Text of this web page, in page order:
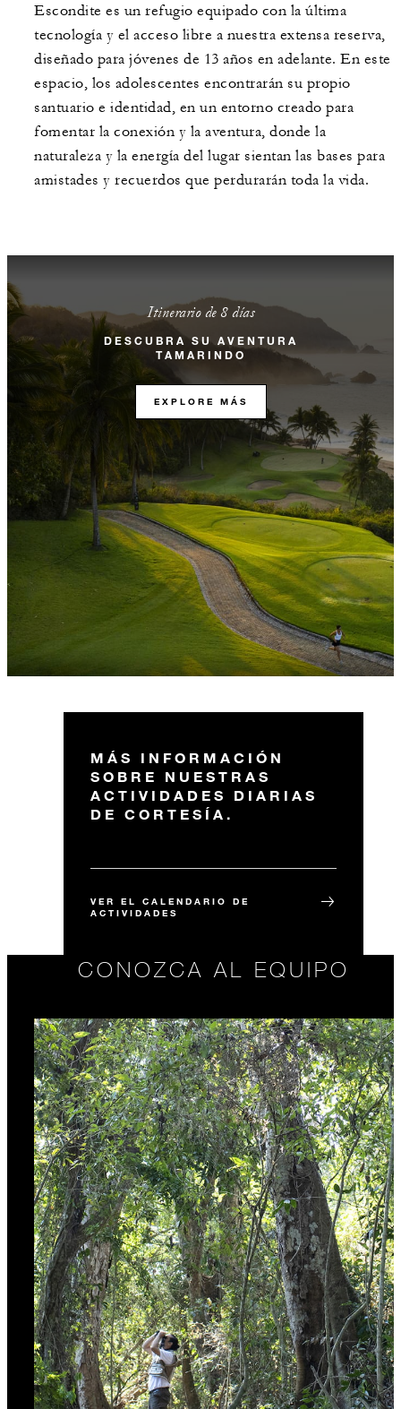
Escondite es un refugio equipado con la última
tecnología y el acceso libre a nuestra extensa reserva,
diseñado para jóvenes de 13 años en adelante. En este
espacio, los adolescentes encontrarán su propio
santuario e identidad, en un entorno creado para
fomentar la conexión y la aventura, donde la
naturaleza y la energía del lugar sientan las bases para
amistades y recuerdos que perdurarán toda la vida.
Itinerario de 8 días
DESCUBRA SU AVENTURA
TAMARINDO
EXPLORE MÁS
MÁS INFORMACIÓN
SOBRE NUESTRAS
ACTIVIDADES DIARIAS
DE CORTESÍA.
VER EL CALENDARIO DE
ACTIVIDADES
CONOZCA AL EQUIPO